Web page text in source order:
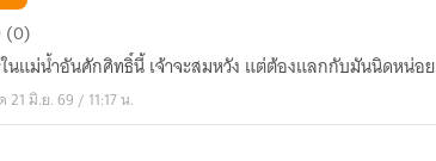
(0)
นแม่น้ำอันศักศิทธิ์นี้ เจ้าจะสมหวัง แต่ต้องแลกกับมันนิดหน่อย
21 มิ.ย. 69 / 11:17 น.